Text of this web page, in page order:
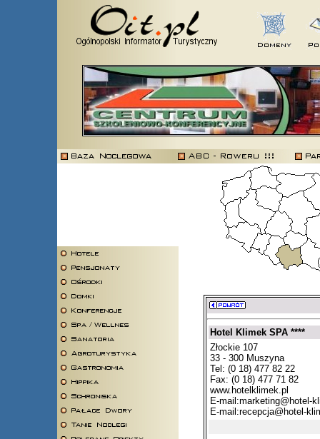
Hotel Klimek SPA ****
Złockie 107
33 - 300 Muszyna
Tel: (0 18) 477 82 22
Fax: (0 18) 477 71 82
www.hotelklimek.pl
E-mail:marketing@hotel-
E-mail:recepcja@hotel-